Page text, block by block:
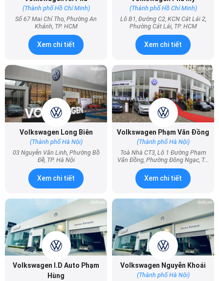
(Thành phố Hồ Chí Minh)
Số 67 Mai Chí Thọ, Phường An
Khánh, TP. HCM
Xem chi tiết
(Thành phố Hồ Chí Minh)
Lô B1, Đường C2, KCN Cát Lái 2,
Phường Cát Lái, TP. HCM
Xem chi tiết
Volkswagen Long Biên
(Thành phố Hà Nội)
03 Nguyễn Văn Linh, Phường Bồ
Đề, TP. Hà Nội
Xem chi tiết
Volkswagen Phạm Văn Đồng
(Thành phố Hà Nội)
Toà Nhà CT3, Lô 1 Đường Phạm
Văn Đồng, Phường Đông Ngạc, TP.
Hà Nội
Xem chi tiết
Volkswagen I.D Auto Phạm
Hùng
Volkswagen Nguyễn Khoái
(Thành phố Hà Nội)